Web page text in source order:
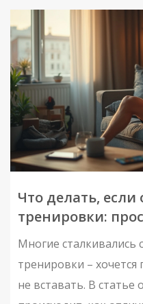
Что делать, если
тренировки:
Многие сталкивались
тренировки – хочется
не вставать. В статье